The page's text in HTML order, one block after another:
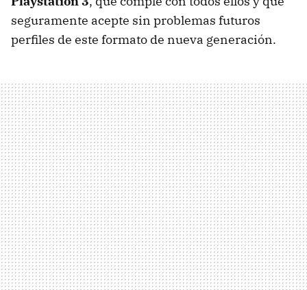
seguramente acepte sin problemas futuros
perfiles de este formato de nueva generación.